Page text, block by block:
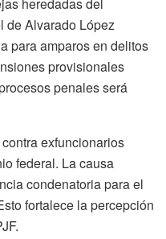
de Alvarado López
para amparos en delitos
provisionales
penales será
exfuncionarios
federal. La causa
condenatoria para el
fortalece la percepción